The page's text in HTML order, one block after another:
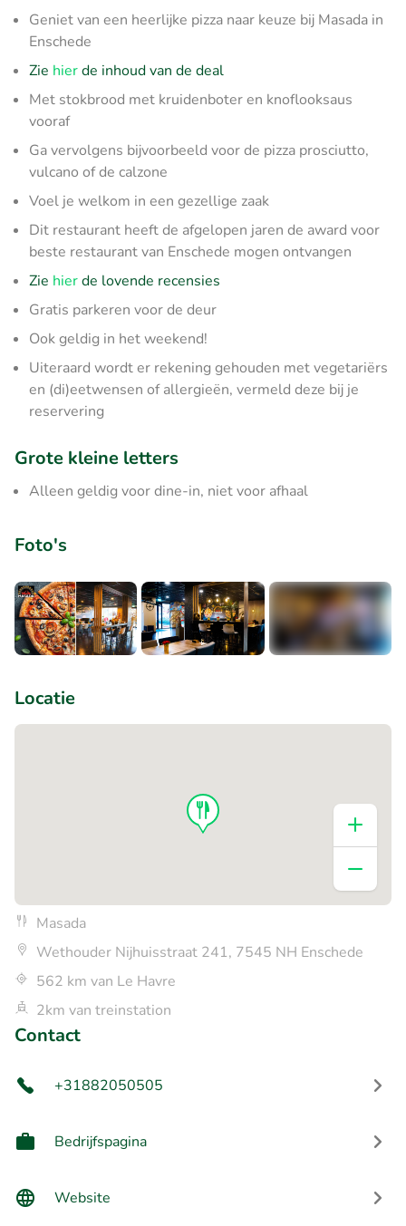
Geniet van een heerlijke pizza naar keuze bij Masada in
Enschede
Zie hierde inhoud van de deal
Met stokbrood met kruidenboter en knoflooksaus
vooraf
Ga vervolgens bijvoorbeeld voor de pizza prosciutto,
vulcano of de calzone
Voel je welkom in een gezellige zaak
Dit restaurant heeft de afgelopen jaren de award voor
beste restaurant van Enschede mogen ontvangen
Zie hierde lovende recensies
Gratis parkeren voor de deur
Ook geldig in het weekend!
Uiteraard wordt er rekening gehouden met vegetariërs
en (di)eetwensen of allergieën, vermeld deze bij je
reservering
Grote kleine letters
Alleen geldig voor dine-in, niet voor afhaal
Foto's
Locatie
Masada
Wethouder Nijhuisstraat 241, 7545 NH Enschede
562 km van Le Havre
2km van treinstation
Contact
+31882050505
Bedrijfspagina
Website